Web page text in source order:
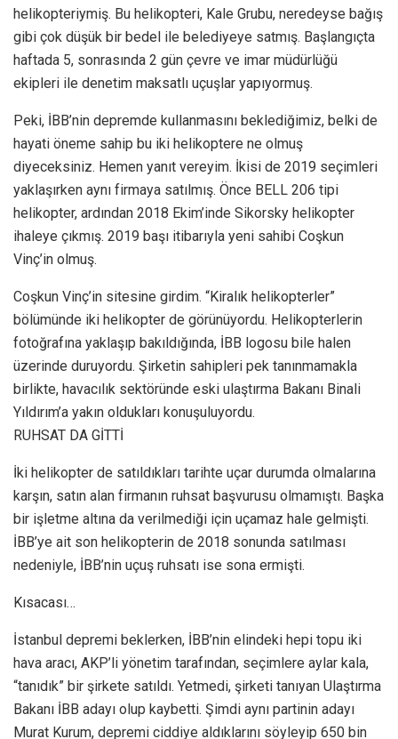
helikopteriymiş. Bu helikopteri, Kale Grubu, neredeyse bağış
gibi çok düşük bir bedel ile belediyeye satmış. Başlangıçta
haftada 5, sonrasında 2 gün çevre ve imar müdürlüğü
ekipleri ile denetim maksatlı uçuşlar yapıyormuş.
Peki, İBB’nin depremde kullanmasını beklediğimiz, belki de
hayati öneme sahip bu iki helikoptere ne olmuş
diyeceksiniz. Hemen yanıt vereyim. İkisi de 2019 seçimleri
yaklaşırken aynı firmaya satılmış. Önce BELL 206 tipi
helikopter, ardından 2018 Ekim’inde Sikorsky helikopter
ihaleye çıkmış. 2019 başı itibarıyla yeni sahibi Coşkun
Vinç’in olmuş.
Coşkun Vinç’in sitesine girdim. “Kiralık helikopterler”
bölümünde iki helikopter de görünüyordu. Helikopterlerin
fotoğrafına yaklaşıp bakıldığında, İBB logosu bile halen
üzerinde duruyordu. Şirketin sahipleri pek tanınmamakla
birlikte, havacılık sektöründe eski ulaştırma Bakanı Binali
Yıldırım’a yakın oldukları konuşuluyordu.
RUHSAT DA GİTTİ
İki helikopter de satıldıkları tarihte uçar durumda olmalarına
karşın, satın alan firmanın ruhsat başvurusu olmamıştı. Başka
bir işletme altına da verilmediği için uçamaz hale gelmişti.
İBB’ye ait son helikopterin de 2018 sonunda satılması
nedeniyle, İBB’nin uçuş ruhsatı ise sona ermişti.
Kısacası…
İstanbul depremi beklerken, İBB’nin elindeki hepi topu iki
hava aracı, AKP’li yönetim tarafından, seçimlere aylar kala,
“tanıdık” bir şirkete satıldı. Yetmedi, şirketi tanıyan Ulaştırma
Bakanı İBB adayı olup kaybetti. Şimdi aynı partinin adayı
Murat Kurum, depremi ciddiye aldıklarını söyleyip 650 bin